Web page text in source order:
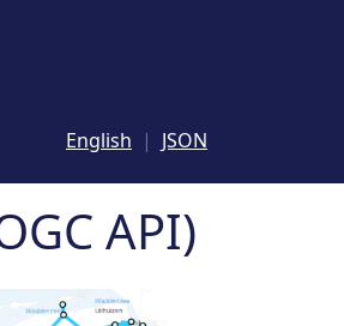
English JSON
API)